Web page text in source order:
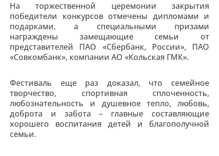
На торжественной церемонии закрытия
победители конкурсов отмечены дипломами и
подарками, а специальными призами
награждены замещающие семьи от
представителей ПАО «Сбербанк, России», ПАО
«Совкомбанк», компании АО «Кольская ГМК».
Фестиваль еще раз доказал, что семейное
творчество, спортивная сплоченность,
любознательность и душевное тепло, любовь,
доброта и забота – главные составляющие
хорошего воспитания детей и благополучной
семьи.